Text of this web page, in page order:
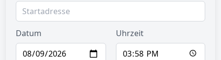
Datum Uhrzeit